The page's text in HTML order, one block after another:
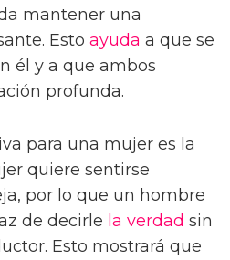
mantener una
Esto ayuda a que se
él y a que ambos
profunda.
para una mujer es la
quiere sentirse
por lo que un hombre
de decirle la verdad sin
Esto mostrará que